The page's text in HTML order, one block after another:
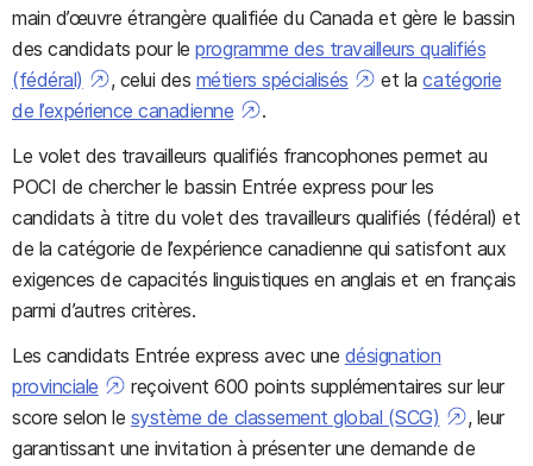
main d’œuvre étrangère qualifiée du Canada et gère le bassin
des candidats pour leprogramme des travailleurs qualifiés
(fédéral)
, celui des métiers spécialisés et lacatégorie
de l’expérience canadienne
.
Le volet des travailleurs qualifiés francophones permet au
POCI de chercher le bassin Entrée express pour les
candidats à titre du volet des travailleurs qualifiés (fédéral) et
de la catégorie de l’expérience canadienne qui satisfont aux
exigences de capacités linguistiques en anglais et en français
parmi d’autres critères.
Les candidats Entrée express avec une désignation
provinciale
reçoivent 600 points supplémentaires sur leur
score selon le système de classement global (SCG)
, leur
garantissant une invitation à présenter une demande de